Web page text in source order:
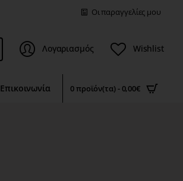
Οι παραγγελίες μου
Λογαριασμός Wishlist
Επικοινωνία 0 προϊόν(τα) - 0,00€